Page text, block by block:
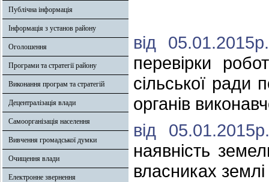
Публічна інформація
Інформація з установ району
Оголошення
Програми та стратегії району
Виконання програм та стратегій
Децентралізація влади
Самоорганізація населення
Вивчення громадської думки
Очищення влади
Електронне звернення
від
перевірки
сільської ради
органів
від
наявність
власниках